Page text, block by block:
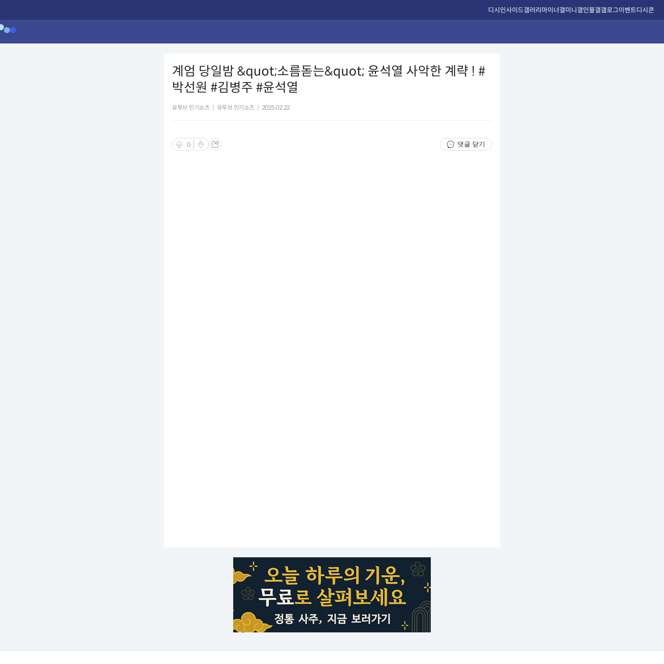
디시인사이드갤러리마이너갤미니갤인물갤갤로그이벤트디시콘
계엄 당일밤 &quot;소름돋는&quot; 윤석열 사악한 계략 ! #
박선원 #김병주 #윤석열
유투브 인기쇼츠 유투브 인기쇼츠 2025.02.22
0 댓글 닫기